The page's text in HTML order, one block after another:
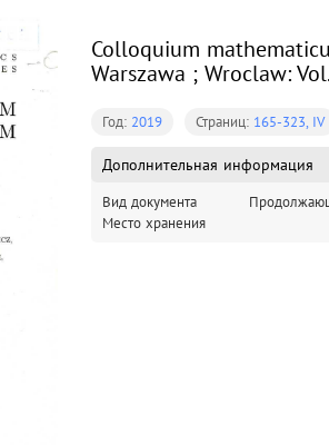
Colloquium
Warszawa ; Wroclaw:
Год: 2019 Страниц: 165-323, IV
Дополнительная информация
Вид документа
Место хранения